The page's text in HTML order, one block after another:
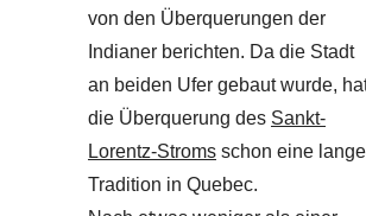
von den Überquerungen der
Indianer berichten. Da die Stadt
an beiden Ufer gebaut wurde,
die Überquerung des Sankt-
Lorentz-Stroms schon eine lange
Tradition in Quebec.